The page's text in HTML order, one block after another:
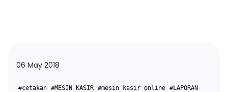
06 May 2018
#cetakan #MESIN KASIR #mesin kasir online #LAPORAN